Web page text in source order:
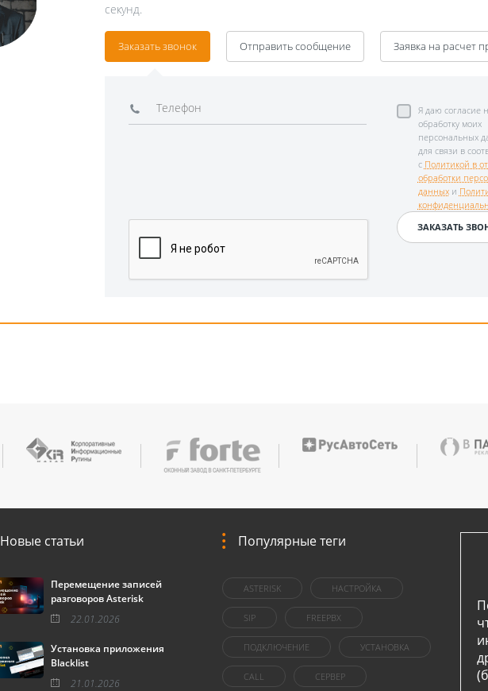
секунд.
Заказать звонок
Я даю согласие
обработку моих
персональных
для связи в
с Политикой в
обработки
данныхи
Отправить сообщение Заявка на расчет
Новые статьи
Перемещение записей
разговоров Asterisk
22.01.2026
Установка приложения
Blacklist
21.01.2026
Популярные теги
ASTERISK НАСТРОЙКА
SIP FREEPBX
ПОДКЛЮЧЕНИЕ УСТАНОВКА
CALL СЕРВЕР